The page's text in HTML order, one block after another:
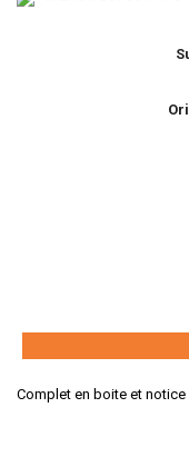
Complet en boite et